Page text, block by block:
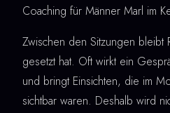
Coaching für Männer Marl im
Zwischen den Sitzungen bleibt
gesetzt hat. Oft wirkt ein
und bringt Einsichten, die im
sichtbar waren. Deshalb wird